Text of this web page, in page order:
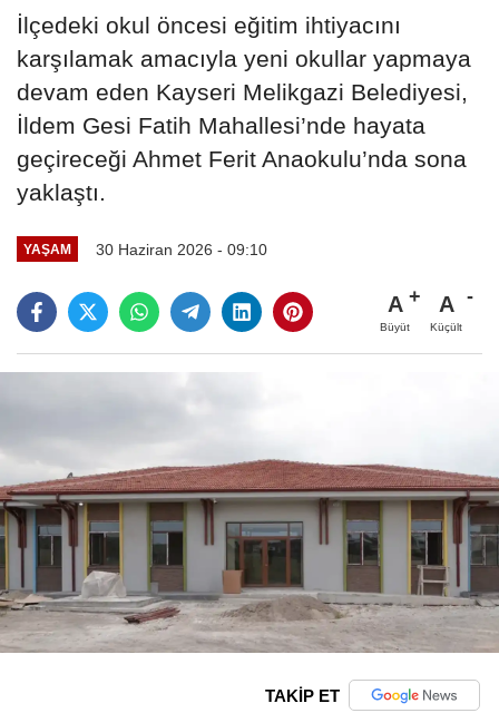
İlçedeki okul öncesi eğitim ihtiyacını
karşılamak amacıyla yeni okullar yapmaya
devam eden Kayseri Melikgazi Belediyesi,
İldem Gesi Fatih Mahallesi’nde hayata
geçireceği Ahmet Ferit Anaokulu’nda sona
yaklaştı.
YAŞAM 30 Haziran 2026 - 09:10
A
Büyüt
A
Küçült
TAKİP ET